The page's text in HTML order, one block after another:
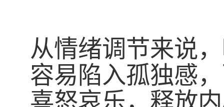
从情绪调节来说
容易陷入孤独感